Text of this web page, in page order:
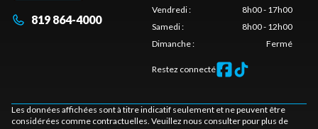
819 864-4000
Vendredi:
8h00 - 17h00
Samedi:
8h00 - 12h00
Dimanche: Fermé
Restez connecté
Les données affichées sont à titre indicatif seulement et ne peuvent être
considérées comme contractuelles. Veuillez nous consulter pour plus de